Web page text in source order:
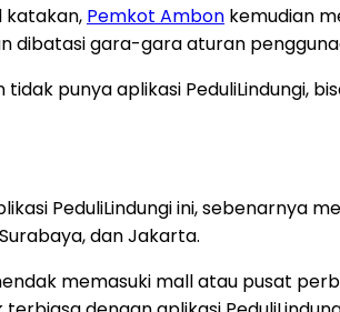
katakan, Pemkot Ambon kemudian
dibatasi gara-gara aturan
punya aplikasi PeduliLindungi,
PeduliLindungi ini, sebenarnya
dan Jakarta.
memasuki mall atau pusat